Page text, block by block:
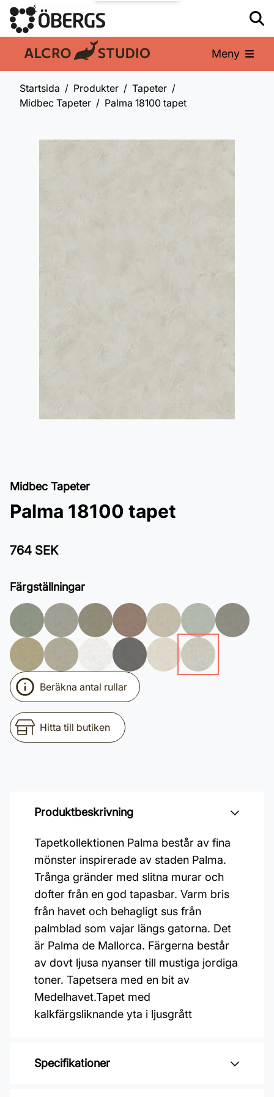
En del av: Meny
Startsida Produkter
Tapeter
Midbec Tapeter
Palma 18100 tapet
Midbec Tapeter
Palma 18100 tapet
764 SEK
Färgställningar
Beräkna antal rullar
Hitta till butiken
Produktbeskrivning
Tapetkollektionen Palma består av fina
mönster inspirerade av staden Palma.
Trånga gränder med slitna murar och
dofter från en god tapasbar. Varm bris
från havet och behagligt sus från
palmblad som vajar längs gatorna. Det
är Palma de Mallorca. Färgerna består
av dovt ljusa nyanser till mustiga jordiga
toner. Tapetsera med en bit av
Medelhavet.Tapet med
kalkfärgsliknande yta i ljusgrått
Specifikationer